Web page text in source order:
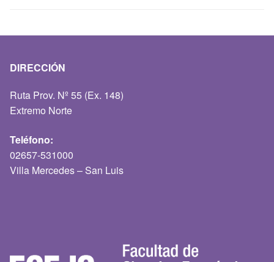
DIRECCIÓN
Ruta Prov. Nº 55 (Ex. 148)
Extremo Norte
Teléfono:
02657-531000
Villa Mercedes – San Luis